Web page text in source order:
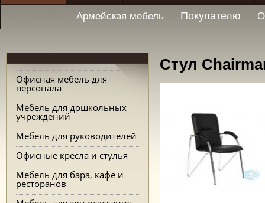
Армейская мебель Покупателю
Офисная мебель для
персонала
Мебель для дошкольных
учреждений
Мебель для руководителей
Офисные кресла и стулья
Мебель для бара, кафе и
ресторанов
Стул